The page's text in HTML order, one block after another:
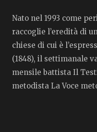
Nato nel 1993 come
raccoglie l’eredità di
chiese di cui è
(1848), il settimanale
mensile battista Il
metodista La Voce